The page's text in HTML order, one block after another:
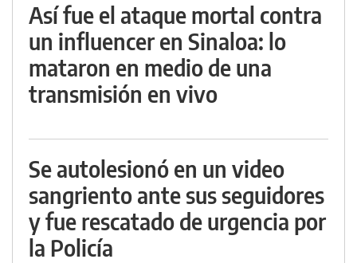
Así fue el ataque mortal contra
un influencer en Sinaloa: lo
mataron en medio de una
transmisión en vivo
Se autolesionó en un video
sangriento ante sus seguidores
y fue rescatado de urgencia por
la Policía